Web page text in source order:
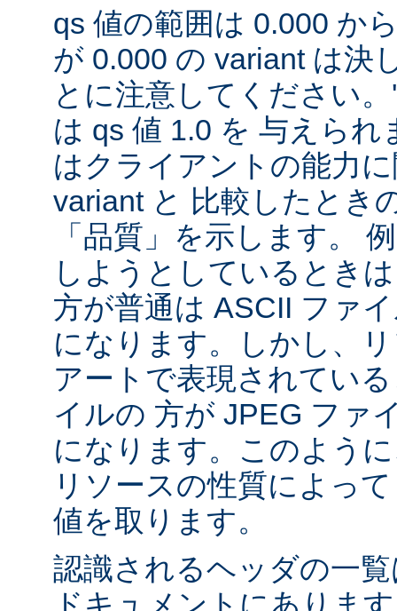
qs 値の範囲は 0.000 か
が 0.000 の variant は決
とに注意してください
は qs 値 1.0 を 与えら
はクライアントの能力
variant と 比較したとき
「品質」を示します。
しようとしているとき
方が普通は ASCII ファ
になります。しかし、
アートで表現されてい
イルの 方が JPEG ファ
になります。このよう
リソースの性質によっ
値を取ります。
認識されるヘッダの一
ドキュメントにありま